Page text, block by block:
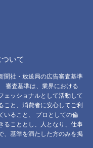
いて
聞社・放送局の広告審査基準
審査基準は、業界における
ェッショナルとして活動して
こと、消費者に安心してご利
いること、 プロとしての倫
ることとし、人となり、仕事
、基準を満たした方のみを掲